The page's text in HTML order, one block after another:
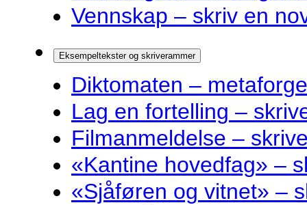
Vennskap – skriv en
Eksempeltekster og skriverammer
Diktomaten –
Lag en fortelling –
Filmanmeldelse –
«Kantine hovedfag» –
«Sjåføren og vitnet» –